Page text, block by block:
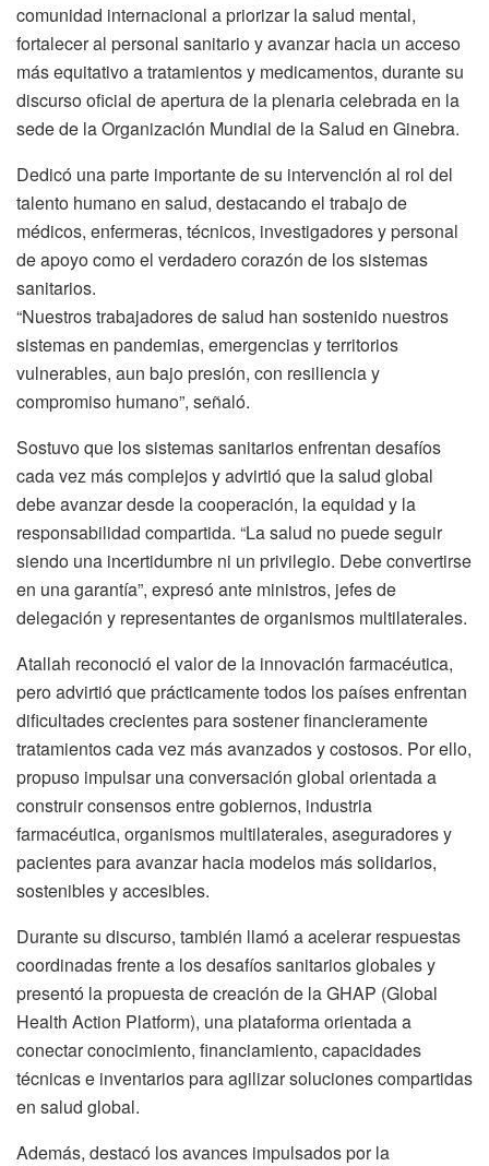
comunidad internacional a priorizar la salud mental,
fortalecer al personal sanitario y avanzar hacia un acceso
más equitativo a tratamientos y medicamentos, durante su
discurso oficial de apertura de la plenaria celebrada en la
sede de la Organización Mundial de la Salud en Ginebra.
Dedicó una parte importante de su intervención al rol del
talento humano en salud, destacando el trabajo de
médicos, enfermeras, técnicos, investigadores y personal
de apoyo como el verdadero corazón de los sistemas
sanitarios.
“Nuestros trabajadores de salud han sostenido nuestros
sistemas en pandemias, emergencias y territorios
vulnerables, aun bajo presión, con resiliencia y
compromiso humano”, señaló.
Sostuvo que los sistemas sanitarios enfrentan desafíos
cada vez más complejos y advirtió que la salud global
debe avanzar desde la cooperación, la equidad y la
responsabilidad compartida. “La salud no puede seguir
siendo una incertidumbre ni un privilegio. Debe convertirse
en una garantía”, expresó ante ministros, jefes de
delegación y representantes de organismos multilaterales.
Atallah reconoció el valor de la innovación farmacéutica,
pero advirtió que prácticamente todos los países enfrentan
dificultades crecientes para sostener financieramente
tratamientos cada vez más avanzados y costosos. Por ello,
propuso impulsar una conversación global orientada a
construir consensos entre gobiernos, industria
farmacéutica, organismos multilaterales, aseguradores y
pacientes para avanzar hacia modelos más solidarios,
sostenibles y accesibles.
Durante su discurso, también llamó a acelerar respuestas
coordinadas frente a los desafíos sanitarios globales y
presentó la propuesta de creación de la GHAP (Global
Health Action Platform), una plataforma orientada a
conectar conocimiento, financiamiento, capacidades
técnicas e inventarios para agilizar soluciones compartidas
en salud global.
Además, destacó los avances impulsados por la